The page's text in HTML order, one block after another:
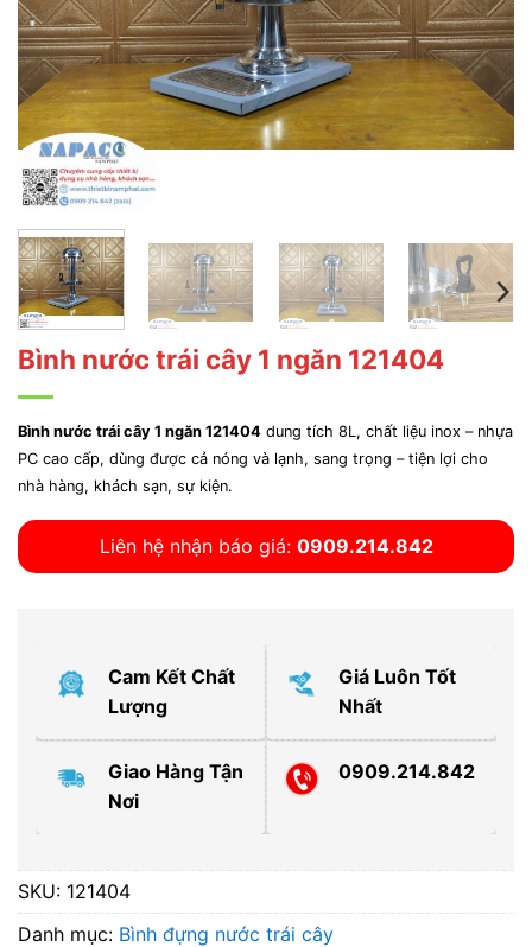
Bình nước trái cây 1 ngăn 121404
Bình nước trái cây 1 ngăn 121404 dung tích 8L, chất liệu inox – nhựa
PC cao cấp, dùng được cả nóng và lạnh, sang trọng – tiện lợi cho
nhà hàng, khách sạn, sự kiện.
Liên hệ nhận báo giá: 0909.214.842
Cam Kết Chất
Lượng
Giá Luôn Tốt
Nhất
Giao Hàng Tận
Nơi
0909.214.842
SKU: 121404
Danh mục: Bình đựng nước trái cây